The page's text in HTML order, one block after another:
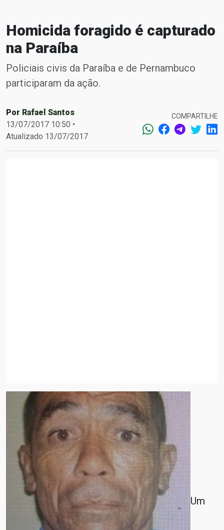
Homicida foragido é capturado
na Paraíba
Policiais civis da Paraíba e de Pernambuco
participaram da ação.
Por Rafael Santos
13/07/2017 10:50 •
Atualizado 13/07/2017
COMPARTILHE
Um